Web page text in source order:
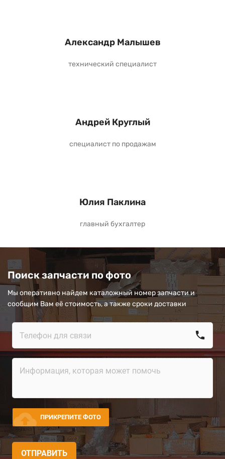
Александр Малышев
технический специалист
Андрей Круглый
специалист по продажам
Юлия Паклина
главный бухгалтер
Поиск запчасти по фото
Мы оперативно найдем каталожный номер запчасти и
сообщим Вам её стоимость, а также сроки доставки
call
cloud_upload ПРИКРЕПИТЕ ФОТО
ОТПРАВИТЬ